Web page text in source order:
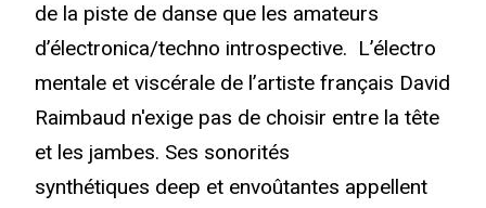
de la piste de danse que les amateurs
d’électronica/techno introspective. L’électro
mentale et viscérale de l’artiste français David
Raimbaud n'exige pas de choisir entre la tête
et les jambes. Ses sonorités
synthétiques deep et envoûtantes appellent